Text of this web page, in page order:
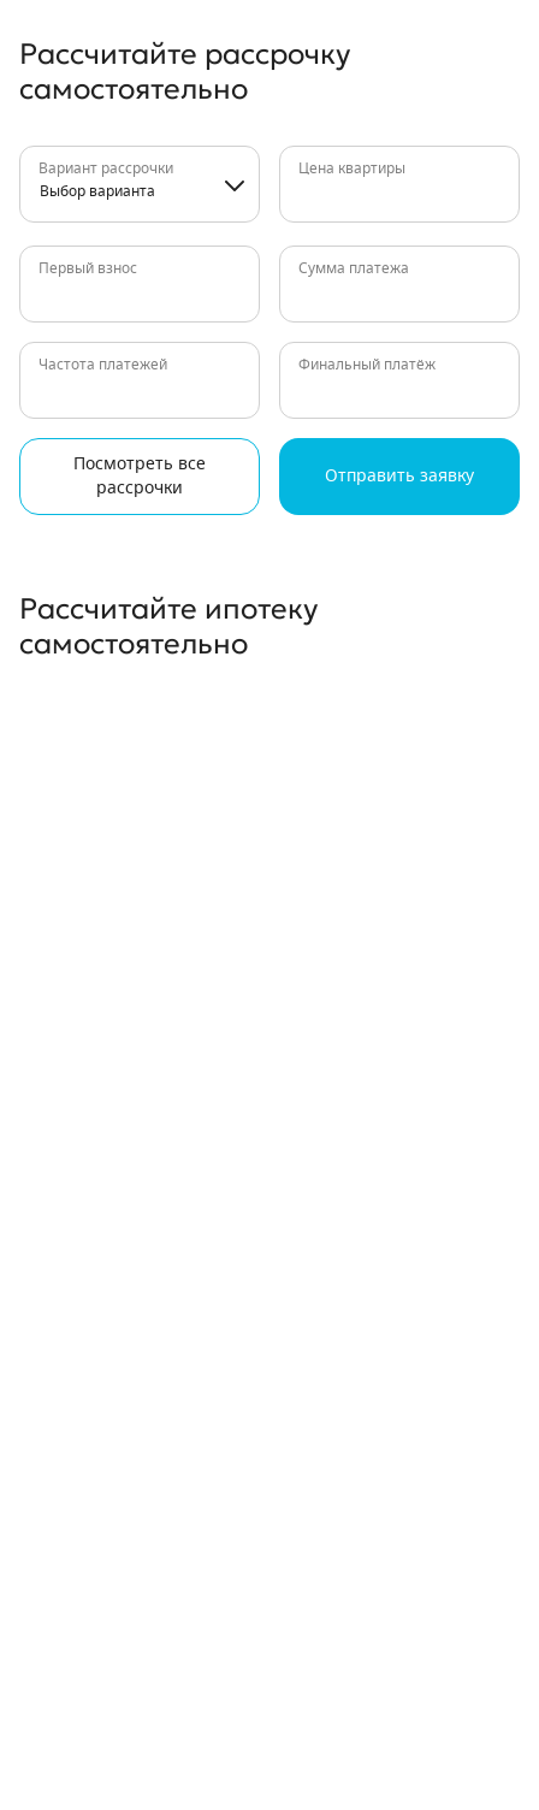
Рассчитайте рассрочку
самостоятельно
Вариант рассрочки
Выбор варианта
Цена квартиры
Первый взнос Сумма платежа
Частота платежей Финальный платёж
Посмотреть все
рассрочки
Отправить заявку
Рассчитайте ипотеку
самостоятельно